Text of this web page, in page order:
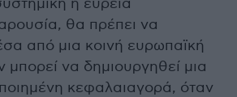
ή ευρεία
θα πρέπει να
από μια κοινή ευρωπαϊκή
να δημιουργηθεί μια
κεφαλαιαγορά, όταν